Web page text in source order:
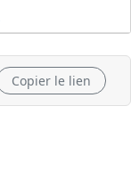
Copier le lien